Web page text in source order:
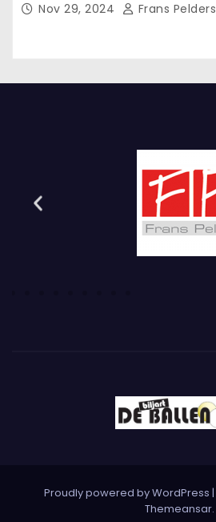
Nov 29, 2024 Frans Pelders
Proudly powered by WordPress |
Themeansar.